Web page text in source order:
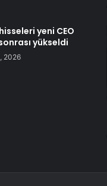
yeni CEO
yükseldi
2026